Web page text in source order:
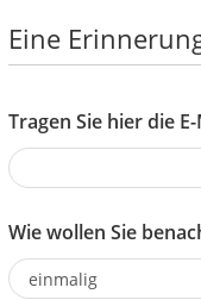
Eine
Tragen Sie hier die
Wie wollen Sie